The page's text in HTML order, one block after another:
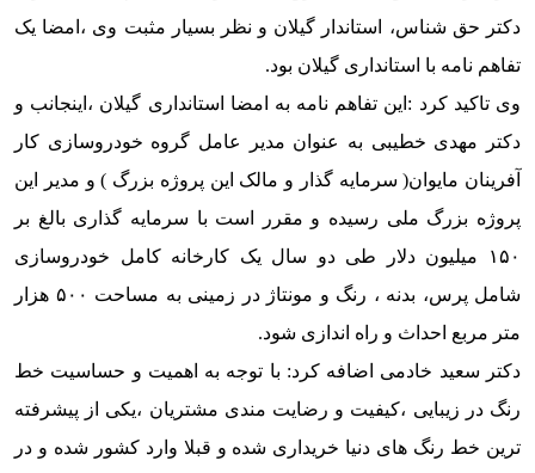
دکتر حق شناس، استاندار گیلان و نظر بسیار مثبت وی ،امضا یک
تفاهم نامه با استانداری گیلان بود.
وی تاکید کرد :این تفاهم نامه به امضا استانداری گیلان ،اینجانب و
دکتر مهدی خطیبی به عنوان مدیر عامل گروه خودروسازی کار
آفرینان مایوان( سرمایه گذار و مالک این پروژه بزرگ ) و مدیر این
پروژه بزرگ ملی رسیده و مقرر است با سرمایه گذاری بالغ بر
۱۵۰ میلیون دلار طی دو سال یک کارخانه کامل خودروسازی
شامل پرس، بدنه ، رنگ و مونتاژ در زمینی به مساحت ۵۰۰ هزار
متر مربع احداث و راه اندازی شود.
دکتر سعید خادمی اضافه کرد: با توجه به اهمیت و حساسیت خط
رنگ در زیبایی ،کیفیت و رضایت مندی مشتریان ،یکی از پیشرفته
ترین خط رنگ های دنیا خریداری شده و قبلا وارد کشور شده و در